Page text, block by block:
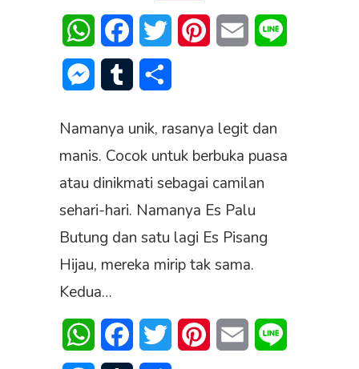
WhatsAppFacebookTwitter PinterestEmail
Messenger
Tumblr
Namanya unik, rasanya legit dan
manis. Cocok untuk berbuka puasa
atau dinikmati sebagai camilan
sehari-hari. Namanya Es Palu
Butung dan satu lagi Es Pisang
Hijau, mereka mirip tak sama.
Kedua…
WhatsAppFacebookTwitter PinterestEmail